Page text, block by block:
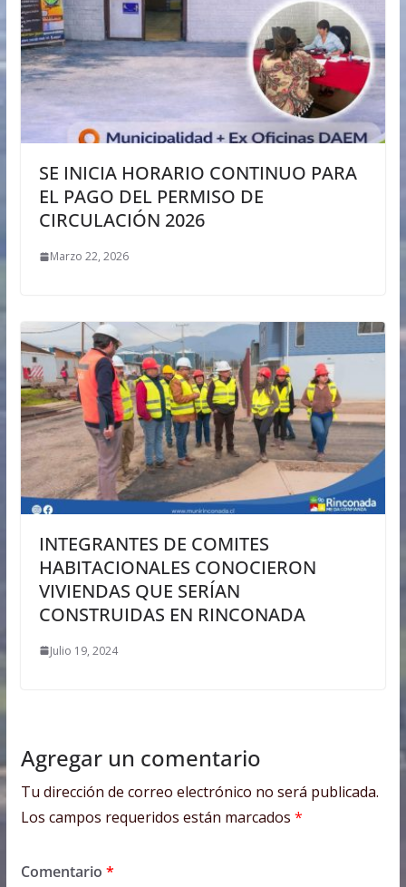
SE INICIA HORARIO CONTINUO PARA
EL PAGO DEL PERMISO DE
CIRCULACIÓN 2026
Marzo 22, 2026
INTEGRANTES DE COMITES
HABITACIONALES CONOCIERON
VIVIENDAS QUE SERÍAN
CONSTRUIDAS EN RINCONADA
Julio 19, 2024
Agregar un comentario
Tu dirección de correo electrónico no será publicada.
Los campos requeridos están marcados *
Comentario *